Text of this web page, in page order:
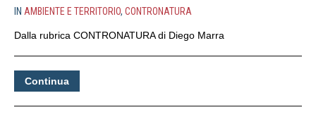
IN AMBIENTE E TERRITORIO, CONTRONATURA
Dalla rubrica CONTRONATURA di Diego Marra
Continua